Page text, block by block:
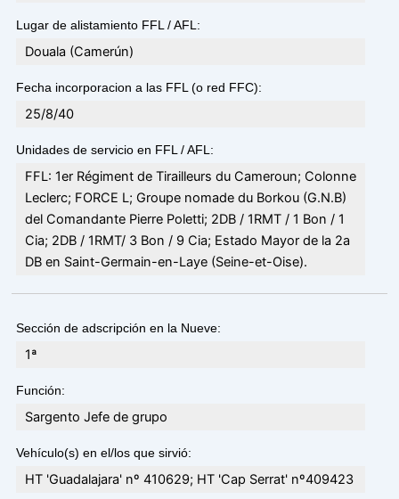
Lugar de alistamiento FFL / AFL:
Douala (Camerún)
Fecha incorporacion a las FFL (o red FFC):
25/8/40
Unidades de servicio en FFL / AFL:
FFL: 1er Régiment de Tirailleurs du Cameroun; Colonne
Leclerc; FORCE L; Groupe nomade du Borkou (G.N.B)
del Comandante Pierre Poletti; 2DB / 1RMT / 1 Bon / 1
Cia; 2DB / 1RMT/ 3 Bon / 9 Cia; Estado Mayor de la 2a
DB en Saint-Germain-en-Laye (Seine-et-Oise).
Sección de adscripción en la Nueve:
1ª
Función:
Sargento Jefe de grupo
Vehículo(s) en el/los que sirvió:
HT 'Guadalajara' nº 410629; HT 'Cap Serrat' nº409423